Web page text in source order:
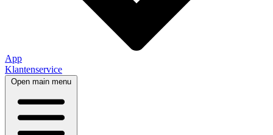
App
Klantenservice
Open main menu